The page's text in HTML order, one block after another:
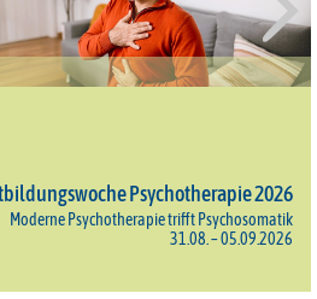
Psychotherapie 2026
Moderne Psychotherapie trifft Psychosomatik
31.08. – 05.09.2026